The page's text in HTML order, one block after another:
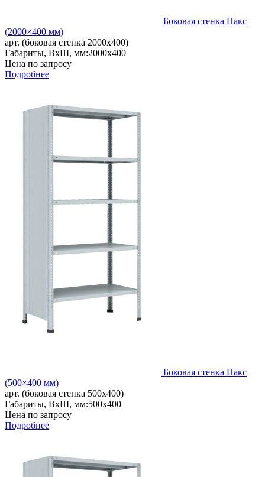
Боковая стенка Пакс
(2000×400 мм)
арт. (боковая стенка 2000x400)
Габариты, ВxШ, мм:2000x400
Цена по запросу
Подробнее
Боковая стенка Пакс
(500×400 мм)
арт. (боковая стенка 500x400)
Габариты, ВxШ, мм:500x400
Цена по запросу
Подробнее